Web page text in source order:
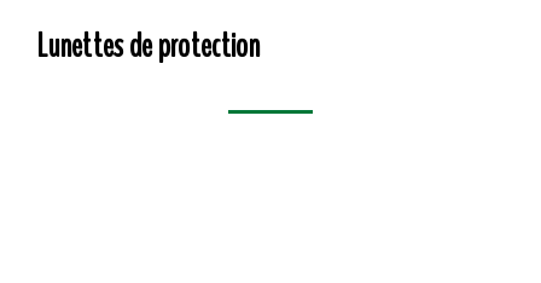
Lunettes de protection